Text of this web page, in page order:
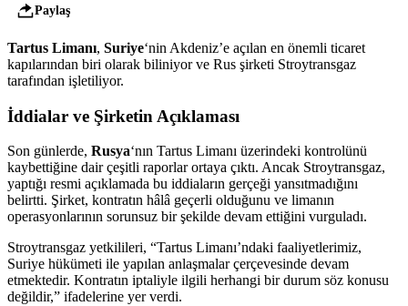
Paylaş
Tartus Limanı, Suriye‘nin Akdeniz’e açılan en önemli ticaret
kapılarından biri olarak biliniyor ve Rus şirketi Stroytransgaz
tarafından işletiliyor.
İddialar ve Şirketin Açıklaması
Son günlerde, Rusya‘nın Tartus Limanı üzerindeki kontrolünü
kaybettiğine dair çeşitli raporlar ortaya çıktı. Ancak Stroytransgaz,
yaptığı resmi açıklamada bu iddiaların gerçeği yansıtmadığını
belirtti. Şirket, kontratın hâlâ geçerli olduğunu ve limanın
operasyonlarının sorunsuz bir şekilde devam ettiğini vurguladı.
Stroytransgaz yetkilileri, “Tartus Limanı’ndaki faaliyetlerimiz,
Suriye hükümeti ile yapılan anlaşmalar çerçevesinde devam
etmektedir. Kontratın iptaliyle ilgili herhangi bir durum söz konusu
değildir,” ifadelerine yer verdi.